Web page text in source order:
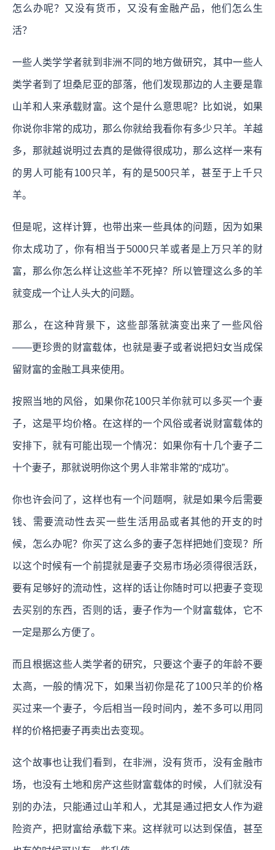
怎么办呢？又没有货币，又没有金融产品，他们怎么生
活？
一些人类学学者就到非洲不同的地方做研究，其中一些人
类学者到了坦桑尼亚的部落，他们发现那边的人主要是靠
山羊和人来承载财富。这个是什么意思呢？比如说，如果
你说你非常的成功，那么你就给我看你有多少只羊。羊越
多，那就越说明过去真的是做得很成功，那么这样一来有
的男人可能有100只羊，有的是500只羊，甚至于上千只
羊。
但是呢，这样计算，也带出来一些具体的问题，因为如果
你太成功了，你有相当于5000只羊或者是上万只羊的财
富，那么你怎么样让这些羊不死掉？所以管理这么多的羊
就变成一个让人头大的问题。
那么，在这种背景下，这些部落就演变出来了一些风俗
——更珍贵的财富载体，也就是妻子或者说把妇女当成保
留财富的金融工具来使用。
按照当地的风俗，如果你花100只羊你就可以多买一个妻
子，这是平均价格。在这样的一个风俗或者说财富载体的
安排下，就有可能出现一个情况：如果你有十几个妻子二
十个妻子，那就说明你这个男人非常非常的“成功”。
你也许会问了，这样也有一个问题啊，就是如果今后需要
钱、需要流动性去买一些生活用品或者其他的开支的时
候，怎么办呢？你买了这么多的妻子怎样把她们变现？所
以这个时候有一个前提就是妻子交易市场必须得很活跃，
要有足够好的流动性，这样的话让你随时可以把妻子变现
去买别的东西，否则的话，妻子作为一个财富载体，它不
一定是那么方便了。
而且根据这些人类学者的研究，只要这个妻子的年龄不要
太高，一般的情况下，如果当初你是花了100只羊的价格
买过来一个妻子，今后相当一段时间内，差不多可以用同
样的价格把妻子再卖出去变现。
这个故事也让我们看到，在非洲，没有货币，没有金融市
场，也没有土地和房产这些财富载体的时候，人们就没有
别的办法，只能通过山羊和人，尤其是通过把女人作为避
险资产，把财富给承载下来。这样就可以达到保值，甚至